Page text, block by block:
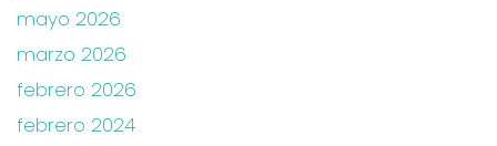
mayo 2026
marzo 2026
febrero 2026
febrero 2024